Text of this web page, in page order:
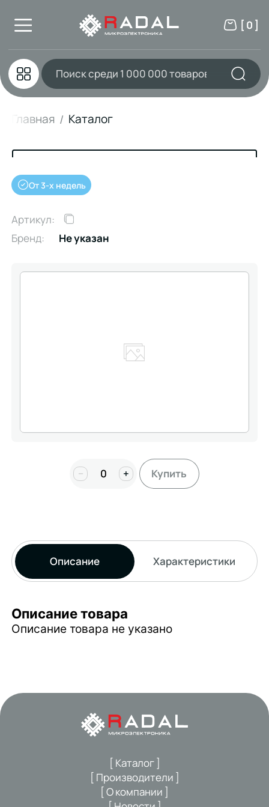
[ 0 ]
Главная Каталог
От 3-х недель
Артикул:
Бренд:
Не указан
− + Купить
Описание Характеристики
Описание товара
Описание товара не указано
[ Каталог ]
[ Производители ]
[ О компании ]